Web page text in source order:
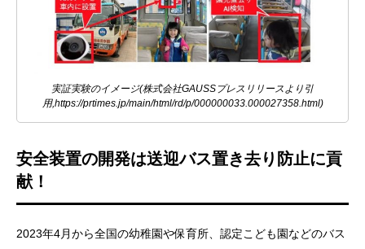
実証実験のイメージ(株式会社GAUSSプレスリリースより引
用,https://prtimes.jp/main/html/rd/p/000000033.000027358.html)
安全装置の開発は送迎バス置き去り防止に貢
献！
2023年4月から全国の幼稚園や保育所、認定こども園などのバス